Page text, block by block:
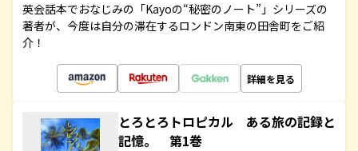
英会話本でおなじみの「Kayoの“秘密のノート”」シリーズの
著者が、今度は自分の滞在するロンドン南東の田舎町をご紹
介！
詳細を見る
とろとろトロピカル ある旅の記録と
記憶。 第1巻